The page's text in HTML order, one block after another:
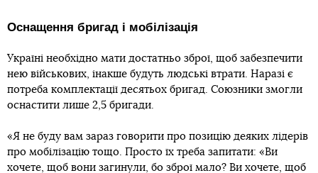
Оснащення бригад і мобілізація
Україні необхідно мати достатньо зброї, щоб забезпечити
нею військових, інакше будуть людські втрати. Наразі є
потреба комплектації десятьох бригад. Союзники змогли
оснастити лише 2,5 бригади.
«Я не буду вам зараз говорити про позицію деяких лідерів
про мобілізацію тощо. Просто їх треба запитати: «Ви
хочете, щоб вони загинули, бо зброї мало? Ви хочете, щоб